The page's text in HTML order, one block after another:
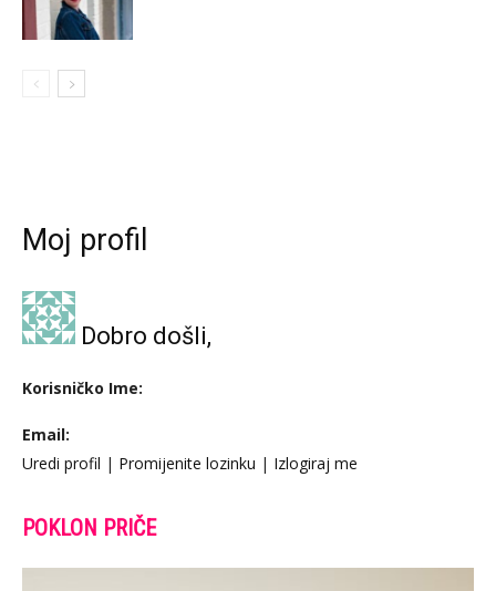
Moj profil
Dobro došli,
Korisničko Ime:
Email:
Uredi profil | Promijenite lozinku | Izlogiraj me
POKLON PRIČE